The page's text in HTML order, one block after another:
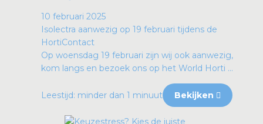
10 februari 2025
Isolectra aanwezig op 19 februari tijdens de
HortiContact
Op woensdag 19 februari zijn wij ook aanwezig,
kom langs en bezoek ons op het World Horti ...
Leestijd: minder dan 1 minuut Bekijken